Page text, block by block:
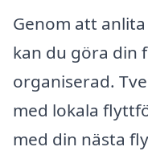
Genom att
kan du göra din
organiserad.
med lokala
med din nästa